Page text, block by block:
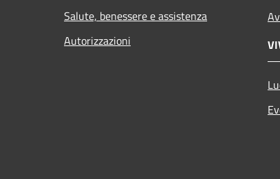
Salute, benessere e assistenza
Autorizzazioni